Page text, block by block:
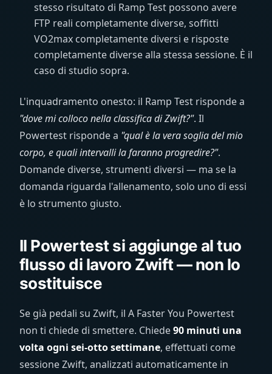
stesso risultato di Ramp Test possono avere
FTP reali completamente diverse, soffitti
VO2max completamente diversi e risposte
completamente diverse alla stessa sessione. È il
caso di studio sopra.
L'inquadramento onesto: il Ramp Test risponde a
"dove mi colloco nella classifica di Zwift?". Il
Powertest risponde a "qual è la vera soglia del mio
corpo, e quali intervalli la faranno progredire?".
Domande diverse, strumenti diversi — ma se la
domanda riguarda l'allenamento, solo uno di essi
è lo strumento giusto.
Il Powertest si aggiunge al tuo
flusso di lavoro Zwift — non lo
sostituisce
Se già pedali su Zwift, il A Faster You Powertest
non ti chiede di smettere. Chiede90 minuti una
volta ogni sei-otto settimane, effettuati come
sessione Zwift, analizzati automaticamente in